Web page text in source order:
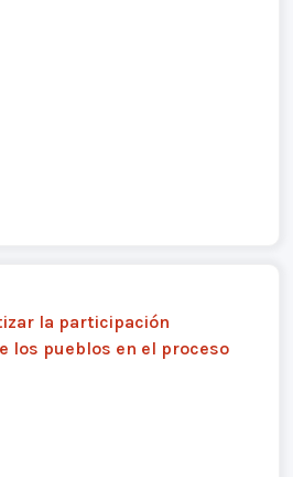
la participación
los pueblos en el proceso